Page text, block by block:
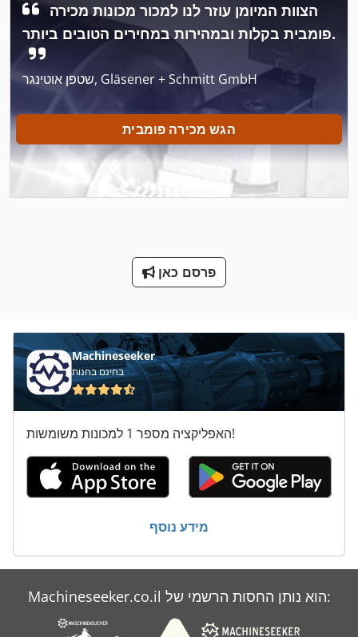
יד אגרוף
יד ידית אגרוף
לחץ על הפינה
לחץ על השק
לחץ על מסגרת
לחצו על הכלי בלם
עגלות יד
עגלת יד
על ידי Pasteurisator
קו הבלטה
הצוות המיומן עוזר לנו למכור מכונות מכירה
פומבית בקלות ובמהירות במחירים הטובים ביותר.
שטפן אוטינגר, Gläsener + Schmitt GmbH
הגש מכירה פומבית
פרסם כאן
Machineseeker
בחינם בחנות
האפליקציה מספר 1 למכונות משומשות!
מידע נוסף
Machineseeker.co.il הוא נותן החסות הרשמי של: